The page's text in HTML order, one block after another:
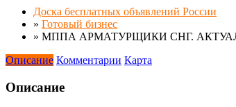
Доска бесплатных объявлений России
» Готовый бизнес
» МППА АРМАТУРЩИКИ СНГ.
Описание Комментарии Карта
Описание